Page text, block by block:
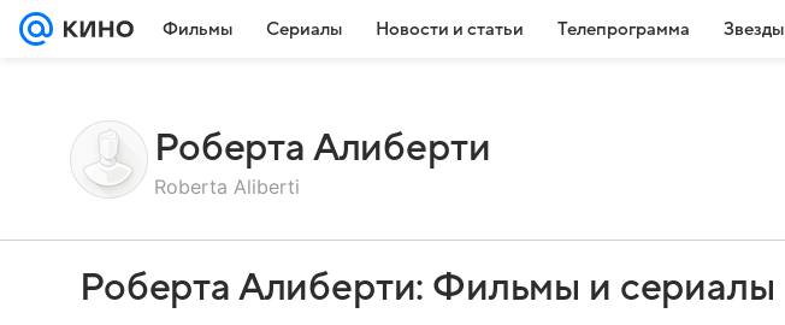
Фильмы Сериалы Новости и статьи Телепрограмма Звезды
Роберта Алиберти
Roberta Aliberti
Роберта Алиберти: Фильмы и сериалы